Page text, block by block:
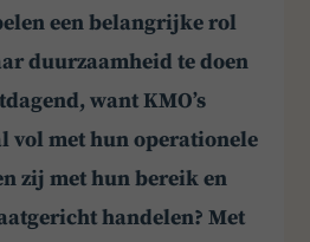
een belangrijke rol
duurzaamheid te doen
want KMO’s
vol met hun operationele
zij met hun bereik en
handelen? Met